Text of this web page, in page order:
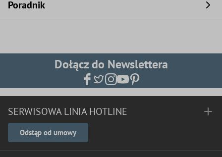
Poradnik
Dołącz do Newslettera
SERWISOWA LINIA HOTLINE
Odstąp od umowy